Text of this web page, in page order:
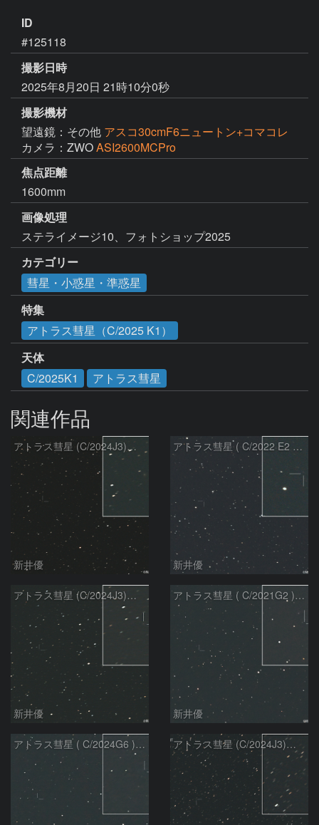
ID
#125118
撮影日時
2025年8月20日 21時10分0秒
撮影機材
望遠鏡：その他 アスコ30cmF6ニュートン+コマコレ
カメラ：ZWOASI2600MCPro
焦点距離
1600mm
画像処理
ステライメージ10、フォトショップ2025
カテゴリー
彗星・小惑星・準惑星
特集
アトラス彗星（C/2025 K1）
天体
C/2025K1
アトラス彗星
関連作品
アトラス彗星 (C/2024J3)：2026/08/05
新井優
アトラス彗星 ( C/2022 E2 )：2026/07/27
新井優
アトラス彗星 (C/2024J3)：2026/07/26
新井優
アトラス彗星 ( C/2021G2 )：2026/07/09
新井優
アトラス彗星 ( C/2024G6 )：2026/07/09 アトラス彗星 (C/2024J3)：2026/07/09